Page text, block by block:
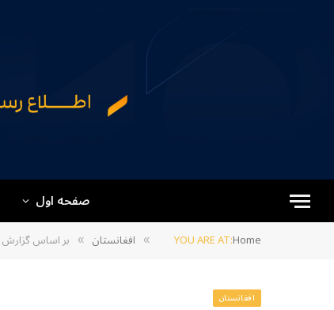
صفحه اول
YOU ARE AT:Home
» افغانستان » بر اساس گزارش
افغانستان